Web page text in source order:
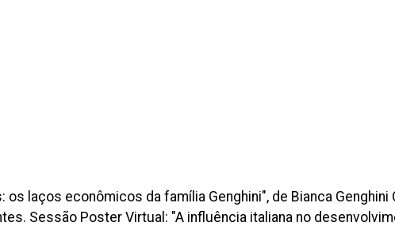
laços econômicos da família Genghini", de Bianca Genghini
Sessão Poster Virtual: "A influência italiana no